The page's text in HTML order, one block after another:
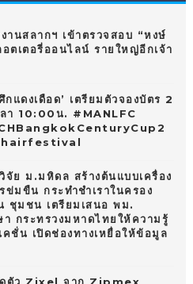
านสลากฯ เข้าตรวจสอบ “หงษ์
ตเตอรี่ออนไลน์ รายใหญ่อีกเจ้า
แดงเดือด’ เตรียมตัวจองบัตร 2
ลา 10:00น. #MANLFC
ย ม.มหิดล สร้างต้นแบบเครื่อง
ข่มขืน กระทำชำเราในครอง
ชุมชน เตรียมเสนอ พม.
า กระทรวงมหาดไทยให้ความรู้
ชั่น เปิดช่องทางเหยื่อให้ข้อมูล